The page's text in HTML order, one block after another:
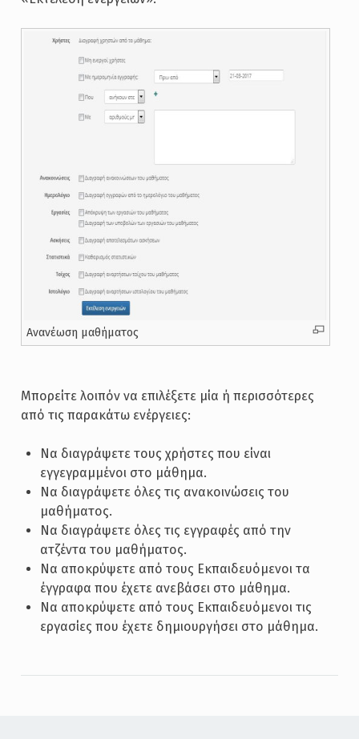
Ανανέωση μαθήματος
Μπορείτε λοιπόν να επιλέξετε μία ή περισσότερες
από τις παρακάτω ενέργειες:
Να διαγράψετε τους χρήστες που είναι
εγγεγραμμένοι στο μάθημα.
Να διαγράψετε όλες τις ανακοινώσεις του
μαθήματος.
Να διαγράψετε όλες τις εγγραφές από την
ατζέντα του μαθήματος.
Να αποκρύψετε από τους Εκπαιδευόμενοι τα
έγγραφα που έχετε ανεβάσει στο μάθημα.
Να αποκρύψετε από τους Εκπαιδευόμενοι τις
εργασίες που έχετε δημιουργήσει στο μάθημα.